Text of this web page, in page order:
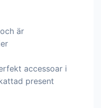
är
accessoar i
present